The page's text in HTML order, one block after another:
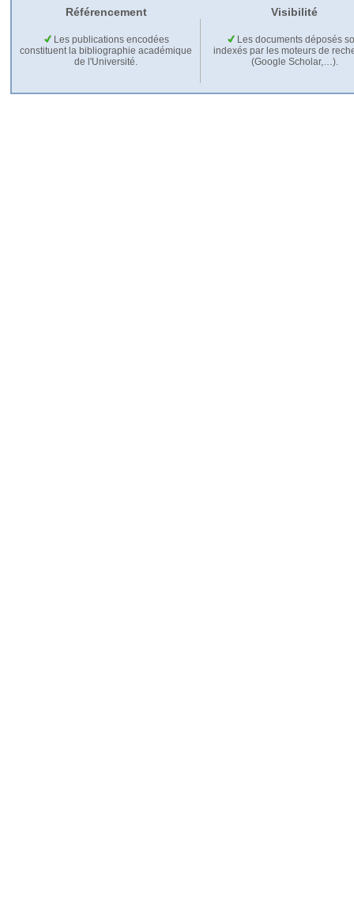
Référencement Visibilité
Les publications encodées
constituent la bibliographie académique
de l'Université.
Les documents déposés
indexés par les moteurs de
(Google Scholar,…).